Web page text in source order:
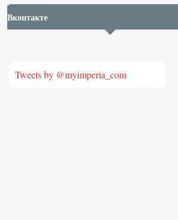
Вконтакте
Tweets by @myimperia_com